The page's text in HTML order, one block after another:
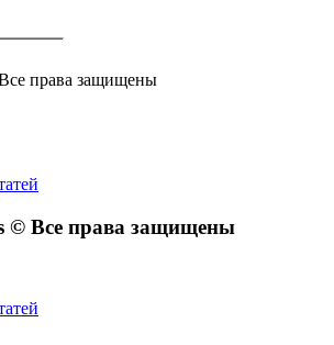
права защищены
© Все права защищены